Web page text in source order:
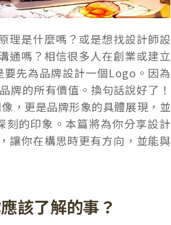
理是什麼嗎？或是想找設計師設
通嗎？相信很多人在創業或建立
先為品牌設計一個Logo。因為
牌的所有價值。換句話說好了！
，更是品牌形象的具體展現，並
刻的印象。本篇將為你分享設計
讓你在構思時更有方向，並能與
該了解的事？